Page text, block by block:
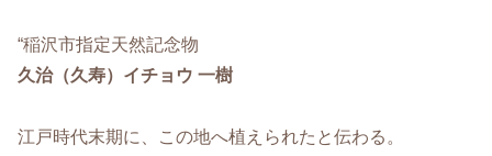
“稲沢市指定天然記念物
久治（久寿）イチョウ 一樹
江戸時代末期に、この地へ植えられたと伝わる。